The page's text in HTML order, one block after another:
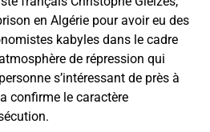
en Algérie pour avoir eu des
kabyles dans le cadre
de répression qui
s’intéressant de près à
confirme le caractère